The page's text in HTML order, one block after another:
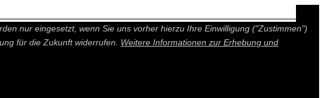
Ihnen ein besseres und individuelleres Angebot bieten (Marketing- und
nur eingesetzt, wenn Sie uns vorher hierzu Ihre Einwilligung ("Zustimmen")
für die Zukunft widerrufen. Weitere Informationen zur Erhebung und